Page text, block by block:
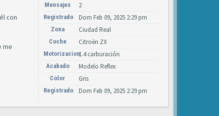
con
me
Mensajes 2
Registrado Dom Feb 09, 2025 2:29 pm
Zona Ciudad Real
Coche Citroën ZX
Motorizacion1.4 carburación
Acabado Modelo Reflex
Color Gris
Registrado Dom Feb 09, 2025 2:29 pm